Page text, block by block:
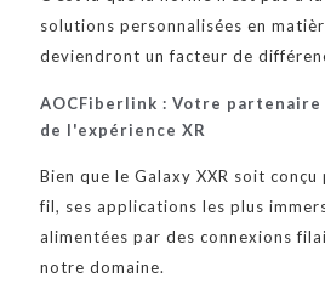
solutions personnalisées en
deviendront un facteur de
AOCFiberlink : Votre
de l'expérience XR
Bien que le Galaxy XXR soit
fil, ses applications les plus
alimentées par des connexions
notre domaine.